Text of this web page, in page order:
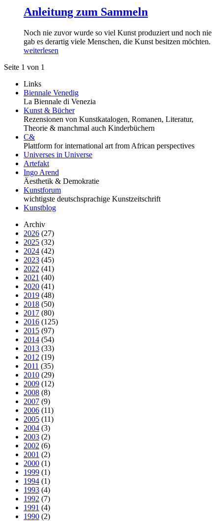
Anleitung zum Sammeln
Noch nie zuvor wurde so viel Kunst produziert und noch nie
gab es derartig viele Menschen, die Kunst besitzen möchten.
weiterlesen
Seite 1 von 1
Links
Biennale Venedig
La Biennale di Venezia
Kunst & Bücher
Rezensionen von Kunstkatalogen, Romanen, Literatur,
Theorie & manchmal auch Kinderbüchern
C&
Plattform for international art from African perspectives
Universes in Universe
Artefakt
Ingo Arend
Äesthetik & Demokratie
Kunstforum
wichtigste deutschsprachige Kunstzeitschrift
Kunstblog
Archiv
2026 (27)
2025 (32)
2024 (42)
2023 (45)
2022 (41)
2021 (40)
2020 (41)
2019 (48)
2018 (50)
2017 (80)
2016 (125)
2015 (97)
2014 (54)
2013 (33)
2012 (19)
2011 (35)
2010 (29)
2009 (12)
2008 (8)
2007 (9)
2006 (11)
2005 (11)
2004 (3)
2003 (2)
2002 (6)
2001 (2)
2000 (1)
1999 (1)
1994 (1)
1993 (4)
1992 (7)
1991 (4)
1990 (2)